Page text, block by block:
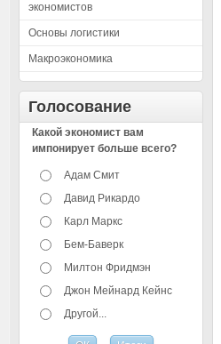
экономистов
Основы логистики
Макроэкономика
Голосование
Какой экономист вам
импонирует больше всего?
Адам Смит
Давид Рикардо
Карл Маркс
Бем-Баверк
Милтон Фридмэн
Джон Мейнард Кейнс
Другой...